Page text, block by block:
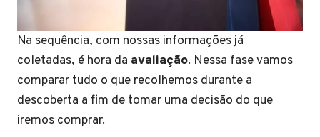
Na sequência, com nossas informações já
coletadas, é hora da avaliação. Nessa fase vamos
comparar tudo o que recolhemos durante a
descoberta a fim de tomar uma decisão do que
iremos comprar.